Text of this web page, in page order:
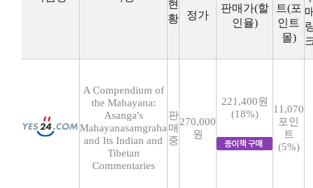
현
황
정가
판매가(할
인율)
트(포
인트
몰)
A Compendium of
the Mahayana:
Asanga's
Mahayanasamgraha
and Its Indian and
Tibetan
Commentaries
판
매
중
270,000
원
221,400원
(18%)
11,070
포인
트
(5%)